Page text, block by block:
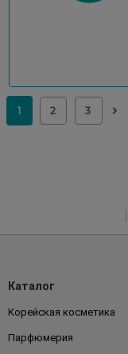
Каталог
Корейская косметика
Парфюмерия